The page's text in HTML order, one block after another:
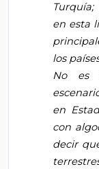
en esta
los
No es
en
con
decir